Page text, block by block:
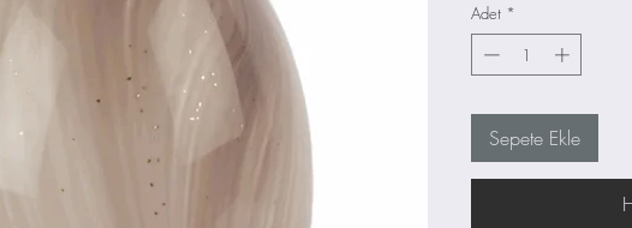
Adet *
Sepete Ekle